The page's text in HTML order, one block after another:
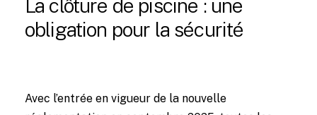
La clôture de piscine : une
obligation pour la sécurité
Avec l’entrée en vigueur de la nouvelle